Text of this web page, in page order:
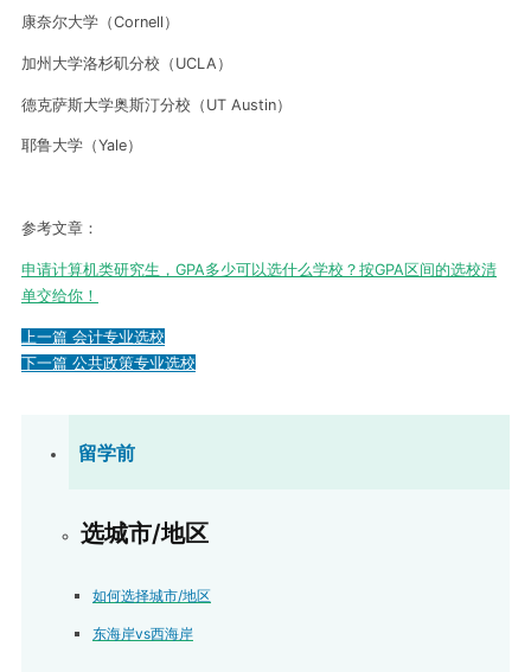
留学前
选城市/地区
如何选择城市/地区
东海岸vs西海岸
康奈尔大学（Cornell）
加州大学洛杉矶分校（UCLA）
德克萨斯大学奥斯汀分校（UT Austin）
耶鲁大学（Yale）
参考文章：
申请计算机类研究生，GPA多少可以选什么学校？按GPA区间的选校清
单交给你！
上一篇 会计专业选校
下一篇 公共政策专业选校